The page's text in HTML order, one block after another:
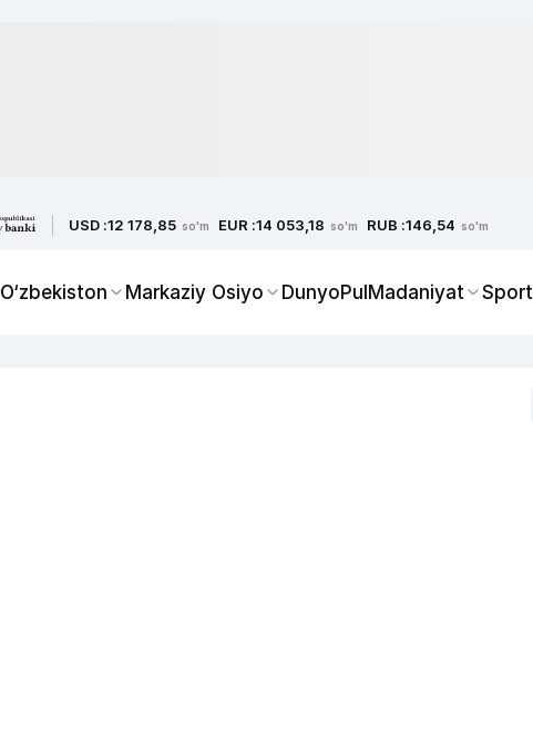
USD :12 178,85 so'm EUR :14 053,18 so'm RUB :146,54 so'm
O‘zbekiston Markaziy Osiyo DunyoPulMadaniyat Sport